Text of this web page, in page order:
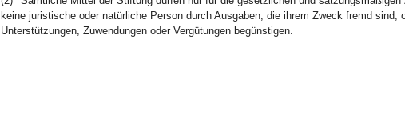
keine juristische oder natürliche Person durch Ausgaben, die ihrem Zweck fremd sind,
Unterstützungen, Zuwendungen oder Vergütungen begünstigen.